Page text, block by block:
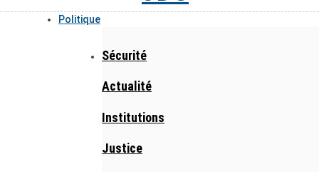
Politique
Sécurité
Actualité
Institutions
Justice